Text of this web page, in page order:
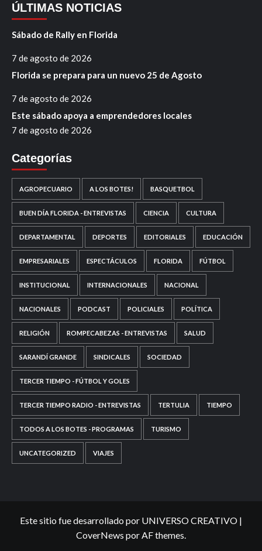
ÚLTIMAS NOTICIAS
Sábado de Rally en Florida
7 de agosto de 2026
Florida se prepara para un nuevo 25 de Agosto
7 de agosto de 2026
Este sábado apoya a emprendedores locales
7 de agosto de 2026
Categorías
AGROPECUARIO A LOS BOTES! BASQUETBOL
BUEN DÍA FLORIDA - ENTREVISTAS CIENCIA CULTURA
DEPARTAMENTAL DEPORTES EDITORIALES EDUCACIÓN
EMPRESARIALES ESPECTÁCULOS FLORIDA FÚTBOL
INSTITUCIONAL INTERNACIONALES NACIONAL
NACIONALES PODCAST POLICIALES POLÍTICA
RELIGIÓN ROMPECABEZAS - ENTREVISTAS SALUD
SARANDÍ GRANDE SINDICALES SOCIEDAD
TERCER TIEMPO - FÚTBOL Y GOLES
TERCER TIEMPO RADIO - ENTREVISTAS TERTULIA TIEMPO
TODOS A LOS BOTES - PROGRAMAS TURISMO
UNCATEGORIZED VIAJES
Este sitio fue desarrollado por UNIVERSO CREATIVO |
CoverNews por AF themes.